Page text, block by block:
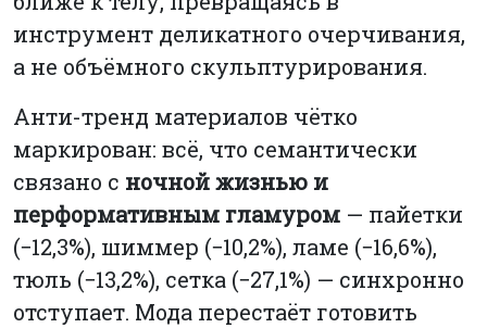
инструмент деликатного очерчивания,
а не объёмного скульптурирования.
Анти-тренд материалов чётко
маркирован: всё, что семантически
связано с ночной жизнью и
перформативным гламуром — пайетки
(−12,3%), шиммер (−10,2%), ламе (−16,6%),
тюль (−13,2%), сетка (−27,1%) — синхронно
отступает. Мода перестаёт готовить